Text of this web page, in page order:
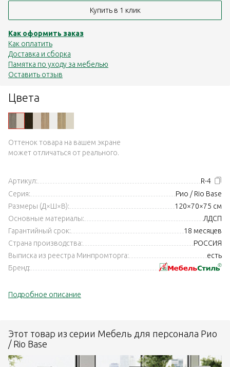
Цвета
Оттенок товара на вашем экране
может отличаться от реального.
Артикул:
R-4
Серия:
Рио / Rio Base
Размеры (Д×Ш×В):
120×70×75 см
Основные материалы:
ЛДСП
Гарантийный срок:
18 месяцев
Страна производства:
РОССИЯ
Выписка из реестра Минпромторга:
есть
Бренд:
Подробное описание
Купить в 1 клик
Как оформить заказ
Как оплатить
Доставка и сборка
Памятка по уходу за мебелью
Оставить отзыв
Этот товар из серии Мебель для персонала Рио
/ Rio Base